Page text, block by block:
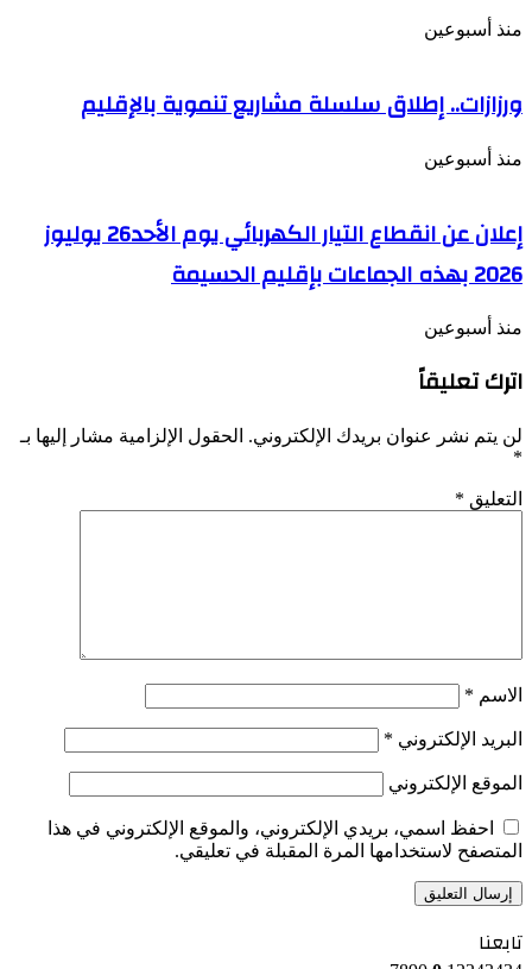
منذ أسبوعين
ورزازات.. إطلاق سلسلة مشاريع تنموية بالإقليم
منذ أسبوعين
إعلان عن انقطاع التيار الكهربائي يوم الأحد26 يوليوز
2026 بهذه الجماعات بإقليم الحسيمة
منذ أسبوعين
اترك تعليقاً
لن يتم نشر عنوان بريدك الإلكتروني. الحقول الإلزامية مشار إليها بـ
*
التعليق *
الاسم *
البريد الإلكتروني *
الموقع الإلكتروني
احفظ اسمي، بريدي الإلكتروني، والموقع الإلكتروني في هذا
المتصفح لاستخدامها المرة المقبلة في تعليقي.
تابعنا